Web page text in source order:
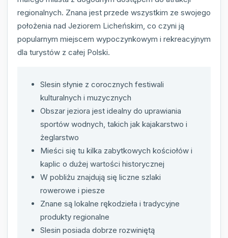
regionalnych. Znana jest przede wszystkim ze swojego
położenia nad Jeziorem Licheńskim, co czyni ją
popularnym miejscem wypoczynkowym i rekreacyjnym
dla turystów z całej Polski.
Slesin słynie z corocznych festiwali
kulturalnych i muzycznych
Obszar jeziora jest idealny do uprawiania
sportów wodnych, takich jak kajakarstwo i
żeglarstwo
Mieści się tu kilka zabytkowych kościołów i
kaplic o dużej wartości historycznej
W pobliżu znajdują się liczne szlaki
rowerowe i piesze
Znane są lokalne rękodzieła i tradycyjne
produkty regionalne
Slesin posiada dobrze rozwiniętą